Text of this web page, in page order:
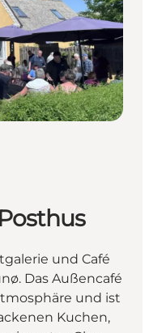
und Café
Das Außencafé
und ist
Kuchen,